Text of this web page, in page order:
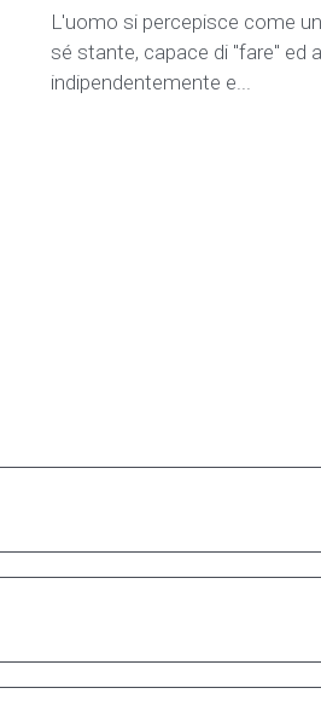
L'uomo si percepisce come
sé stante, capace di "fare" ed
indipendentemente e...